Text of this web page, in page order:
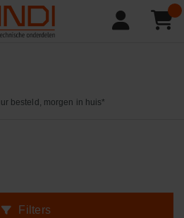
besteld, morgen in huis*
Filters